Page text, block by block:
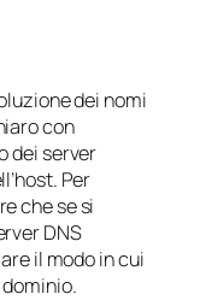
dei nomi
con
dei server
Per
che se si
DNS
il modo in cui